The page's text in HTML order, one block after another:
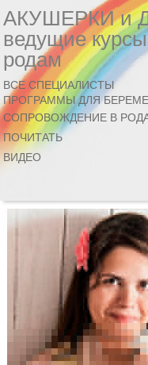
АКУШЕРКИ и
ведущие курсы
родам
ВСЕ СПЕЦИАЛИСТЫ
ПРОГРАММЫ ДЛЯ
СОПРОВОЖДЕНИЕ В
ПОЧИТАТЬ
ВИДЕО